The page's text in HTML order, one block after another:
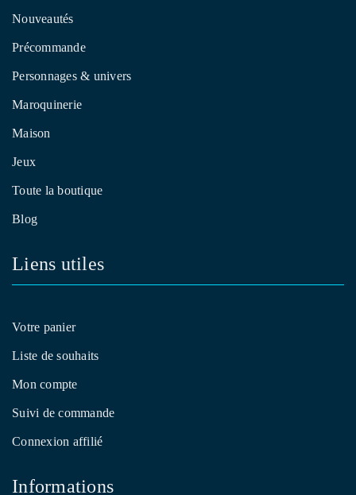
Nouveautés
Précommande
Personnages & univers
Maroquinerie
Maison
Jeux
Toute la boutique
Blog
Liens utiles
Votre panier
Liste de souhaits
Mon compte
Suivi de commande
Connexion affilié
Informations